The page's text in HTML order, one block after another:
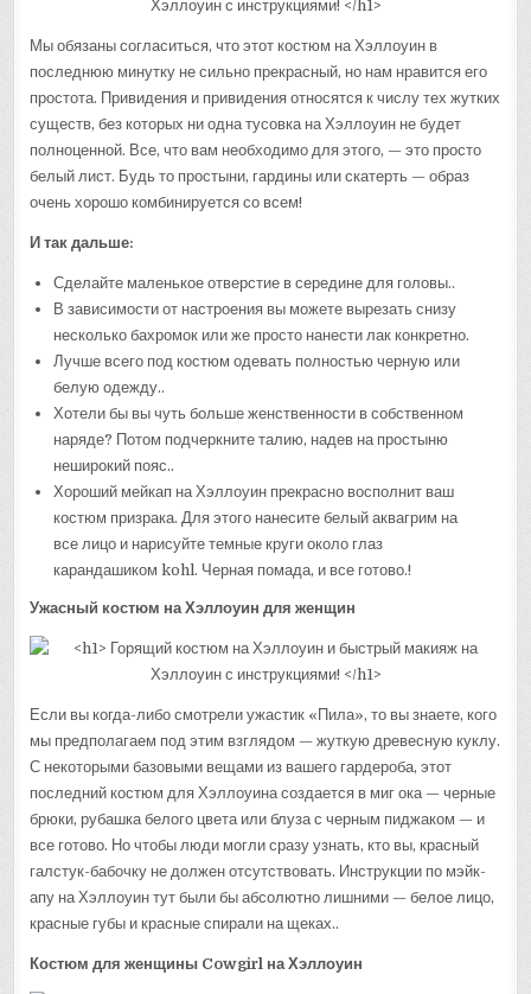
Мы обязаны согласиться, что этот костюм на Хэллоуин в
последнюю минутку не сильно прекрасный, но нам нравится его
простота. Привидения и привидения относятся к числу тех жутких
существ, без которых ни одна тусовка на Хэллоуин не будет
полноценной. Все, что вам необходимо для этого, — это просто
белый лист. Будь то простыни, гардины или скатерть — образ
очень хорошо комбинируется со всем!
И так дальше:
Сделайте маленькое отверстие в середине для головы..
В зависимости от настроения вы можете вырезать снизу
несколько бахромок или же просто нанести лак конкретно.
Лучше всего под костюм одевать полностью черную или
белую одежду..
Хотели бы вы чуть больше женственности в собственном
наряде? Потом подчеркните талию, надев на простыню
неширокий пояс..
Хороший мейкап на Хэллоуин прекрасно восполнит ваш
костюм призрака. Для этого нанесите белый аквагрим на
все лицо и нарисуйте темные круги около глаз
карандашиком kohl. Черная помада, и все готово.!
Ужасный костюм на Хэллоуин для женщин
Если вы когда-либо смотрели ужастик «Пила», то вы знаете, кого
мы предполагаем под этим взглядом — жуткую древесную куклу.
С некоторыми базовыми вещами из вашего гардероба, этот
последний костюм для Хэллоуина создается в миг ока — черные
брюки, рубашка белого цвета или блуза с черным пиджаком — и
все готово. Но чтобы люди могли сразу узнать, кто вы, красный
галстук-бабочку не должен отсутствовать. Инструкции по мэйк-
апу на Хэллоуин тут были бы абсолютно лишними — белое лицо,
красные губы и красные спирали на щеках..
Костюм для женщины Cowgirl на Хэллоуин